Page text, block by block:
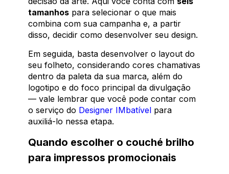
tamanhos para selecionar o que mais
combina com sua campanha e, a partir
disso, decidir como desenvolver seu design.
Em seguida, basta desenvolver o layout do
seu folheto, considerando cores chamativas
dentro da paleta da sua marca, além do
logotipo e do foco principal da divulgação
— vale lembrar que você pode contar com
o serviço do Designer IMbatível para
auxiliá-lo nessa etapa.
Quando escolher o couché brilho
para impressos promocionais